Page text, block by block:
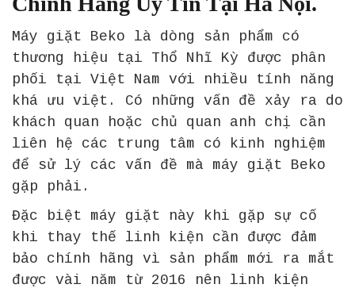
Máy giặt Beko là dòng sản phẩm có
thương hiệu tại Thổ Nhĩ Kỳ được phân
phối tại Việt Nam với nhiều tính năng
khá ưu việt. Có những vấn đề xảy ra do
khách quan hoặc chủ quan anh chị cần
liên hệ các trung tâm có kinh nghiệm
để sử lý các vấn đề mà máy giặt Beko
gặp phải.
Đặc biệt máy giặt này khi gặp sự cố
khi thay thế linh kiện cần được đảm
bảo chính hãng vì sản phẩm mới ra mắt
được vài năm từ 2016 nên linh kiện